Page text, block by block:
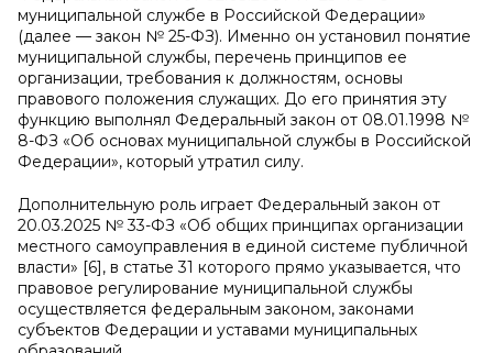
муниципальной службе в Российской Федерации»
(далее — закон № 25-ФЗ). Именно он установил понятие
муниципальной службы, перечень принципов ее
организации, требования к должностям, основы
правового положения служащих. До его принятия эту
функцию выполнял Федеральный закон от 08.01.1998 №
8-ФЗ «Об основах муниципальной службы в Российской
Федерации», который утратил силу.
Дополнительную роль играет Федеральный закон от
20.03.2025 № 33-ФЗ «Об общих принципах организации
местного самоуправления в единой системе публичной
власти» [6], в статье 31 которого прямо указывается, что
правовое регулирование муниципальной службы
осуществляется федеральным законом, законами
субъектов Федерации и уставами муниципальных